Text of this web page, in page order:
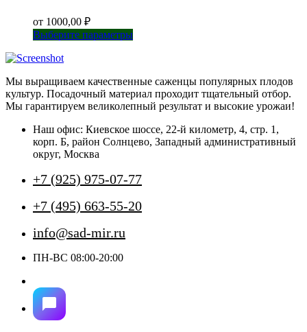
от 1000,00 ₽
Выберите параметрыЭтот
вариаций.
Опции
можно
на
странице
Мы выращиваем качественные саженцы популярных плодов
культур. Посадочный материал проходит тщательный отбор.
Мы гарантируем великолепный результат и высокие урожаи!
Наш офис: Киевское шоссе, 22-й километр, 4, стр. 1,
корп. Б, район Солнцево, Западный административный
округ, Москва
+7 (925) 975-07-77
+7 (495) 663-55-20
info@sad-mir.ru
ПН-ВС 08:00-20:00